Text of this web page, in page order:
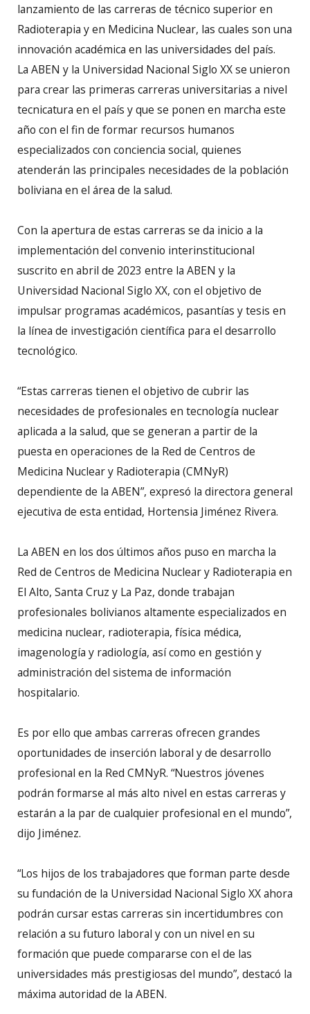
lanzamiento de las carreras de técnico superior en
Radioterapia y en Medicina Nuclear, las cuales son una
innovación académica en las universidades del país.
La ABEN y la Universidad Nacional Siglo XX se unieron
para crear las primeras carreras universitarias a nivel
tecnicatura en el país y que se ponen en marcha este
año con el fin de formar recursos humanos
especializados con conciencia social, quienes
atenderán las principales necesidades de la población
boliviana en el área de la salud.
Con la apertura de estas carreras se da inicio a la
implementación del convenio interinstitucional
suscrito en abril de 2023 entre la ABEN y la
Universidad Nacional Siglo XX, con el objetivo de
impulsar programas académicos, pasantías y tesis en
la línea de investigación científica para el desarrollo
tecnológico.
“Estas carreras tienen el objetivo de cubrir las
necesidades de profesionales en tecnología nuclear
aplicada a la salud, que se generan a partir de la
puesta en operaciones de la Red de Centros de
Medicina Nuclear y Radioterapia (CMNyR)
dependiente de la ABEN”, expresó la directora general
ejecutiva de esta entidad, Hortensia Jiménez Rivera.
La ABEN en los dos últimos años puso en marcha la
Red de Centros de Medicina Nuclear y Radioterapia en
El Alto, Santa Cruz y La Paz, donde trabajan
profesionales bolivianos altamente especializados en
medicina nuclear, radioterapia, física médica,
imagenología y radiología, así como en gestión y
administración del sistema de información
hospitalario.
Es por ello que ambas carreras ofrecen grandes
oportunidades de inserción laboral y de desarrollo
profesional en la Red CMNyR. “Nuestros jóvenes
podrán formarse al más alto nivel en estas carreras y
estarán a la par de cualquier profesional en el mundo”,
dijo Jiménez.
“Los hijos de los trabajadores que forman parte desde
su fundación de la Universidad Nacional Siglo XX ahora
podrán cursar estas carreras sin incertidumbres con
relación a su futuro laboral y con un nivel en su
formación que puede compararse con el de las
universidades más prestigiosas del mundo”, destacó la
máxima autoridad de la ABEN.